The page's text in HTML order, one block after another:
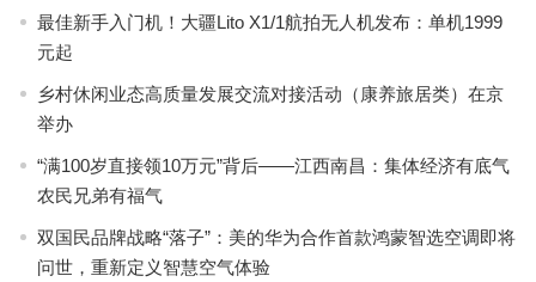
最佳新手入门机！大疆Lito X1/1航拍无人机发布：单机1999
元起
乡村休闲业态高质量发展交流对接活动（康养旅居类）在京
举办
“满100岁直接领10万元”背后——江西南昌：集体经济有底气
农民兄弟有福气
双国民品牌战略“落子”：美的华为合作首款鸿蒙智选空调即将
问世，重新定义智慧空气体验